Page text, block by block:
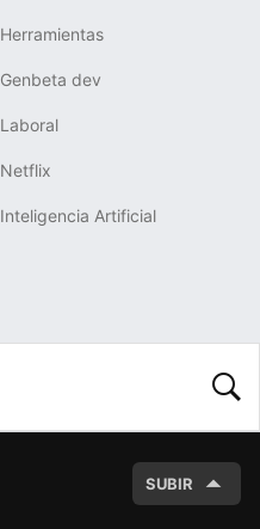
Herramientas
Genbeta dev
Laboral
Netflix
Inteligencia Artificial
SUBIR